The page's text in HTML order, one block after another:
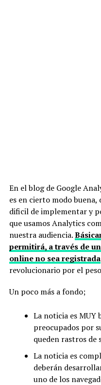
En el blog de Google
es en cierto modo
dificil de implementar y
que usamos Analytics
nuestra audiencia.
permitirá, a través de
online no sea registrada
revolucionario por el
Un poco más a fondo;
La noticia es MUY
preocupados por
queden rastros
La noticia es
deberán
uno de los